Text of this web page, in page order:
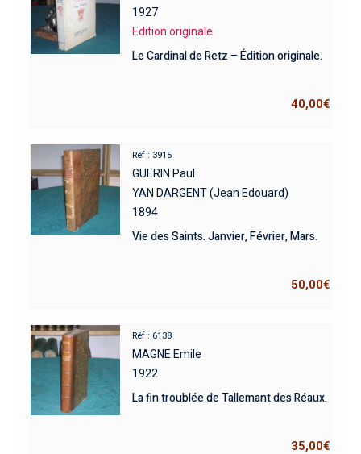
1927
Edition originale
Le Cardinal de Retz – Édition originale.
40,00€
Réf : 3915
GUERIN Paul
YAN DARGENT (Jean Edouard)
1894
Vie des Saints. Janvier, Février, Mars.
50,00€
Réf : 6138
MAGNE Emile
1922
La fin troublée de Tallemant des Réaux.
35,00€